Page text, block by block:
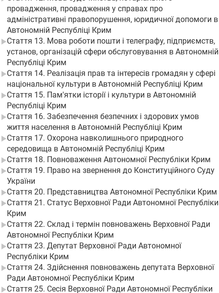
провадження, провадження у справах про
адміністративні правопорушення, юридичної допомоги в
Автономній Республіці Крим
Стаття 13. Мова роботи пошти і телеграфу, підприємств,
установ, організацій сфери обслуговування в Автономній
Республіці Крим
Стаття 14. Реалізація прав та інтересів громадян у сфері
національної культури в Автономній Республіці Крим
Стаття 15. Пам'ятки історії і культури в Автономній
Республіці Крим
Стаття 16. Забезпечення безпечних і здорових умов
життя населення в Автономній Республіці Крим
Стаття 17. Охорона навколишнього природного
середовища в Автономній Республіці Крим
Стаття 18. Повноваження Автономної Республіки Крим
Стаття 19. Право на звернення до Конституційного Суду
України
Стаття 20. Представництва Автономної Республіки Крим
Стаття 21. Статус Верховної Ради Автономної Республіки
Крим
Стаття 22. Склад і термін повноважень Верховної Ради
Автономної Республіки Крим
Стаття 23. Депутат Верховної Ради Автономної
Республіки Крим
Стаття 24. Здійснення повноважень депутата Верховної
Ради Автономної Республіки Крим
Стаття 25. Сесія Верховної Ради Автономної Республіки